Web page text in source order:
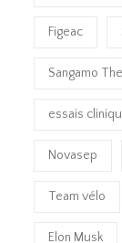
Figeac
Sangamo
essais
Novasep
Team vélo
Elon Musk